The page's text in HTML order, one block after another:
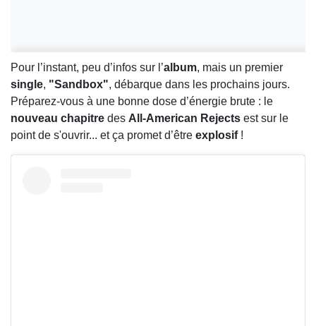
Pour l’instant, peu d’infos sur l’album, mais un premier
single, "Sandbox", débarque dans les prochains jours.
Préparez-vous à une bonne dose d’énergie brute : le
nouveau chapitre des All-American Rejects est sur le
point de s'ouvrir... et ça promet d’être explosif!